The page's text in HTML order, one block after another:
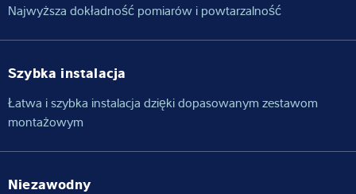
Najwyższa dokładność pomiarów i powtarzalność
Szybka instalacja
Łatwa i szybka instalacja dzięki dopasowanym zestawom
montażowym
Niezawodny